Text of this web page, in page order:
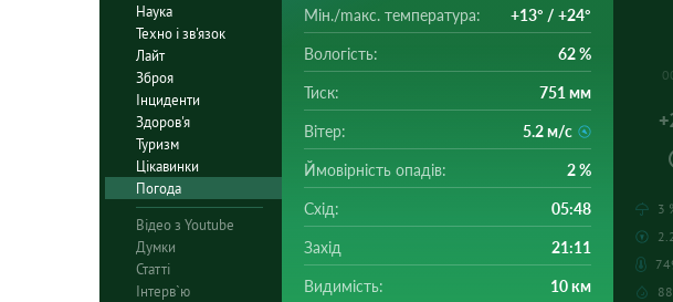
Наука
Техно і зв'язок
Лайт
Зброя
Інциденти
Здоров'я
Туризм
Цікавинки
Погода
Відео з Youtube
Думки
Статті
Інтерв`ю
Мін./mакс. температура: +13° / +24°
Вологість: 62 %
Тиск: 751 мм
Вітер: 5.2 м/с
Ймовірність опадів: 2 %
Схід: 05:48
Захід 21:11
Видимість: 10 км
3